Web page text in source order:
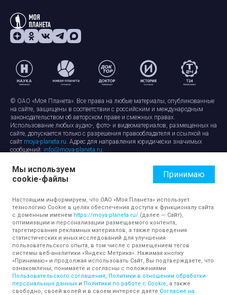
© ОАО «Моя Планета». Все права на любые материалы, опубликованные
на сайте, защищены в соответствии с российским и международным
законодательством об авторском праве и смежных правах.
Использование любых аудио-, фото- и видеоматериалов, размещенных на
сайте, допускается только с разрешения правообладателя и ссылкой на
сайт moya-planeta.ru. Адрес для направления юридически значимых
сообщений: info@moya-planeta.ru.
Правила сайтаРабота с cookie-файлами
Защита персональных данных
Обработка персональных данных
Мы используем
cookie-файлы
Принимаю
Настоящим информируем, что ОАО «Моя Планета» использует
технологию Cookie в целях обеспечения доступа к функционалу сайта
с доменным именем https://moya-planeta.ru/ (далее — Сайт),
оптимизации и персонализации размещаемого контента,
таргетирования рекламных материалов, а также проведения
статистических и иных исследований для улучшения
пользовательского опыта, в том числе с размещением тегов
системы веб-аналитики «Яндекс Метрика». Нажимая кнопку
«Принимаю» и продолжая использовать Сайт, Вы подтверждаете, что
ознакомлены, понимаете и согласны с положениями
Пользовательского соглашения, Политики в отношении обработки
персональных данных и Политики по работе с Cookie, а также
свободно, своей волей и в своем интересе даёте Согласие на